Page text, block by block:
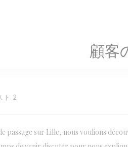
顧客
ト 2
passage sur Lille, nous voulions